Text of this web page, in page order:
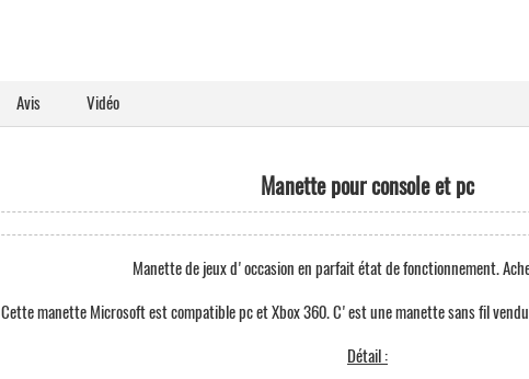
Avis Vidéo
Manette pour console et pc
Manette de jeux d'occasion en parfait état de fonctionnement.
Cette manette Microsoft est compatible pc et Xbox 360. C'est une manette sans fil
Détail :